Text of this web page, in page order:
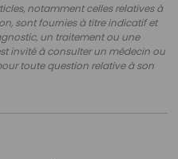
notamment celles relatives à
sont fournies à titre indicatif et
un traitement ou une
invité à consulter un médecin ou
toute question relative à son